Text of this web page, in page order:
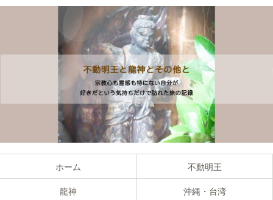
ホーム
不動明王
龍神
沖縄・台湾